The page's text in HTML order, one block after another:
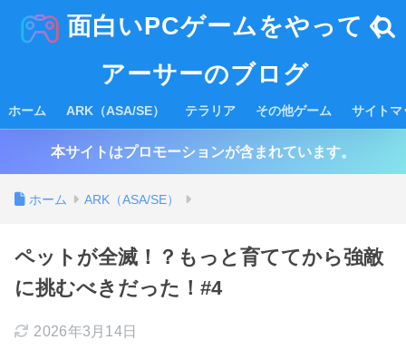
面白いPCゲームをやってく
アーサーのブログ
ホーム ARK（ASA/SE） テラリア その他ゲーム サイトマ
本サイトはプロモーションが含まれています。
ホーム ARK（ASA/SE）
ペットが全滅！？もっと育ててから強敵
に挑むべきだった！#4
2026年3月14日